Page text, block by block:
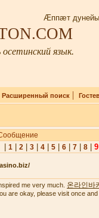
Æппæт дунейы
язык.
Расширенный поиск|
1| 2| 3| 4| 5| 6| 7| 8| 9
me very much. 온라인바
are okay, please visit once